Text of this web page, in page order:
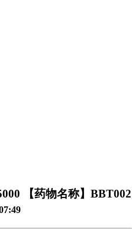
【药物名称】BBT002